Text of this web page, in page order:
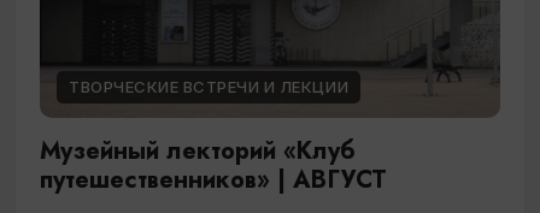
ТВОРЧЕСКИЕ ВСТРЕЧИ И ЛЕКЦИИ
Музейный лекторий «Клуб
путешественников» | АВГУСТ